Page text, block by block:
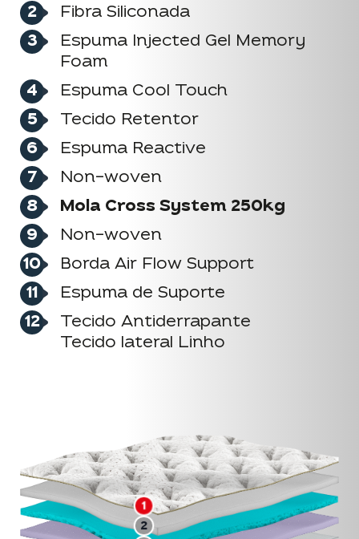
Fibra Siliconada
Espuma Injected Gel Memory
Foam
Espuma Cool Touch
Tecido Retentor
Espuma Reactive
Non-woven
Mola Cross System 250kg
Non-woven
Borda Air Flow Support
Espuma de Suporte
Tecido Antiderrapante
Tecido lateral Linho
1
2